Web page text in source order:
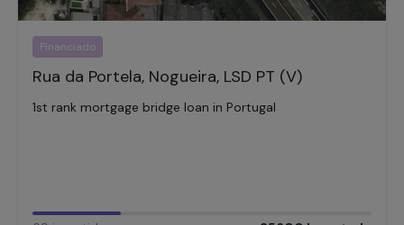
Financiado
Rua da Portela, Nogueira, LSD PT (V)
1st rank mortgage bridge loan in Portugal